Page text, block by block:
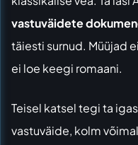
vastuväidete
täiesti surnud. Müüjad
ei loe keegi romaani.
Teisel katsel tegi ta
vastuväide, kolm